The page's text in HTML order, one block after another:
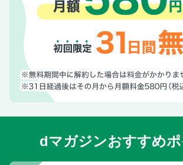
dマガジンおすすめポ